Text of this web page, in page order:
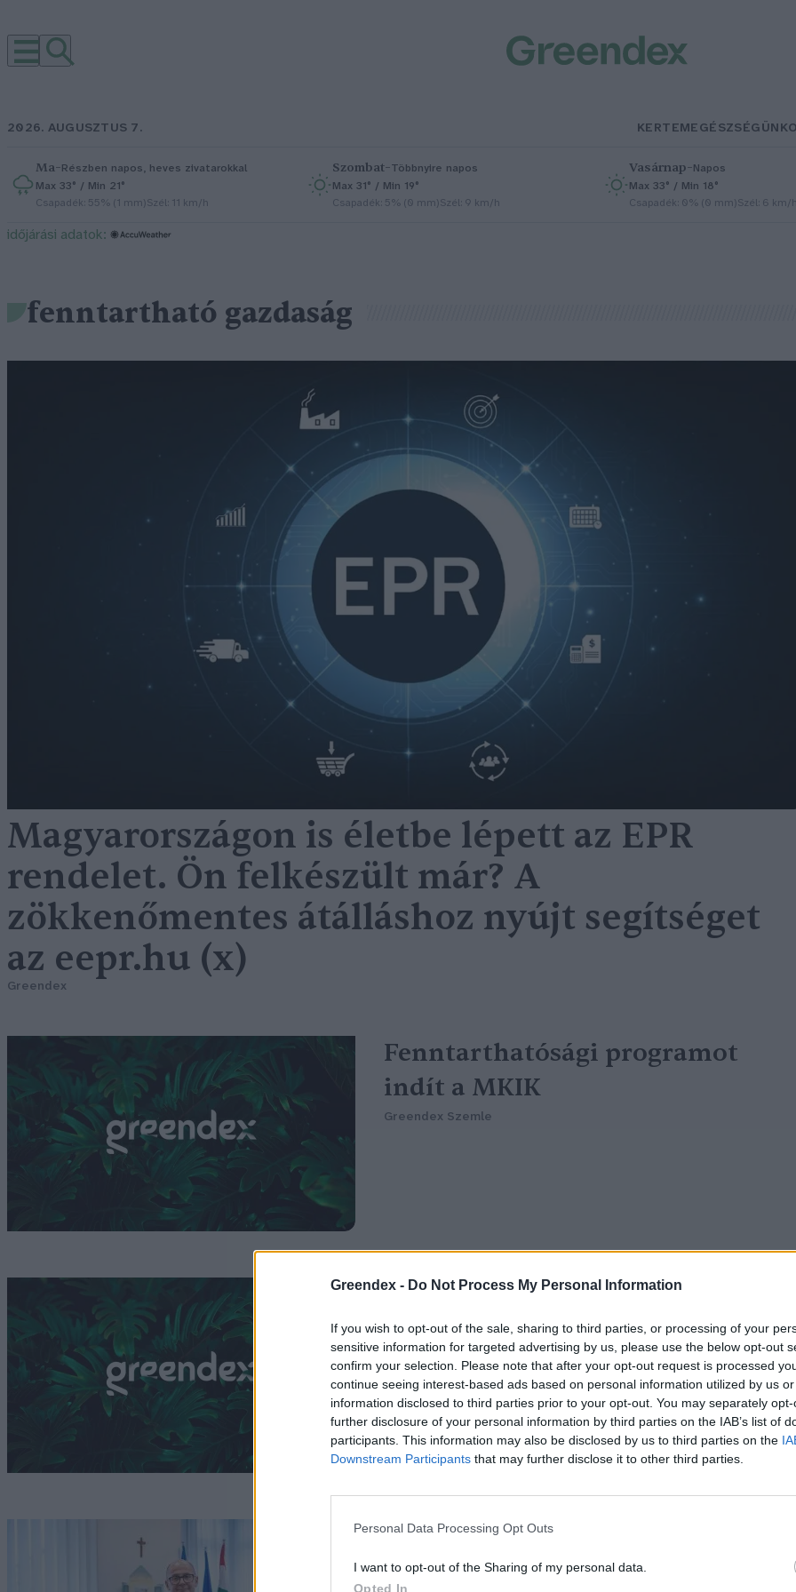
Greendex - Do Not Process My Personal Information
If you wish to opt-out of the sale, sharing to third parties, or processing of your
sensitive information for targeted advertising by us, please use the below opt-out
confirm your selection. Please note that after your opt-out request is processed
continue seeing interest-based ads based on personal information utilized by us
information disclosed to third parties prior to your opt-out. You may separately
further disclosure of your personal information by third parties on the IAB’s list of
participants. This information may also be disclosed by us to third parties on the
Downstream Participants that may further disclose it to other third parties.
Personal Data Processing Opt Outs
I want to opt-out of the Sharing of my personal data.
Opted In
2026. AUGUSZTUS 7. KERTEMEGÉSZSÉGÜNK
Ma–Részben napos, heves zivatarokkal
Max 33° / Min 21°
Csapadék: 55% (1 mm)Szél: 11 km/h
Szombat–Többnyire napos
Max 31° / Min 19°
Csapadék: 5% (0 mm)Szél: 9 km/h
Vasárnap–Napos
Max 33° / Min 18°
Csapadék: 0% (0 mm)Szél: 6 km/
időjárási adatok:
fenntartható gazdaság
Magyarországon is életbe lépett az EPR
rendelet. Ön felkészült már? A
zökkenőmentes átálláshoz nyújt segítséget
az eepr.hu (x)
Greendex
Fenntarthatósági programot
indít a MKIK
Greendex Szemle
Algakerozint gyárt a
karbonnegatív török gyár
Greendex Szemle
Így csap le a zöld versenyjog a
megtévesztő hirdetésekre! –